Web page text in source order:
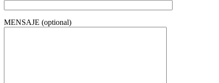
MENSAJE (optional)